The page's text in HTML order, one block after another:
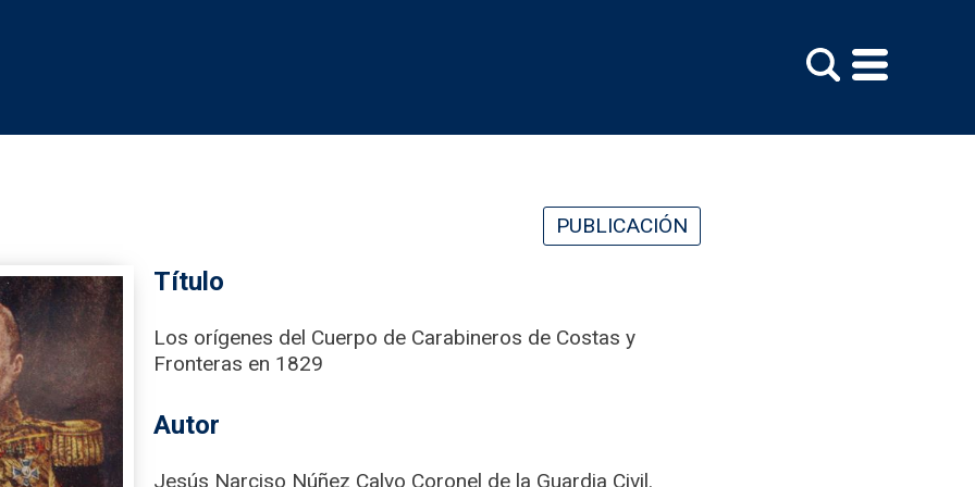
PUBLICACIÓN
Título
Los orígenes del Cuerpo de Carabineros de Costas y
Fronteras en 1829
Autor
Jesús Narciso Núñez Calvo Coronel de la Guardia Civil.